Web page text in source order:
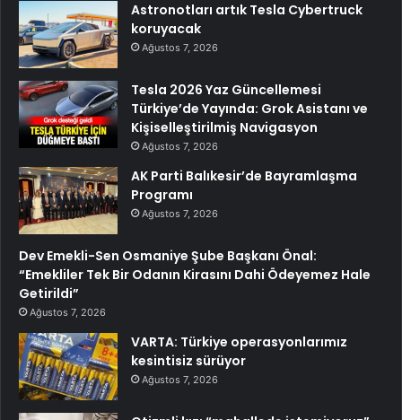
Astronotları artık Tesla Cybertruck
koruyacak
Ağustos 7, 2026
Tesla 2026 Yaz Güncellemesi
Türkiye’de Yayında: Grok Asistanı ve
Kişiselleştirilmiş Navigasyon
Ağustos 7, 2026
AK Parti Balıkesir’de Bayramlaşma
Programı
Ağustos 7, 2026
Dev Emekli-Sen Osmaniye Şube Başkanı Önal:
“Emekliler Tek Bir Odanın Kirasını Dahi Ödeyemez Hale
Getirildi”
Ağustos 7, 2026
VARTA: Türkiye operasyonlarımız
kesintisiz sürüyor
Ağustos 7, 2026